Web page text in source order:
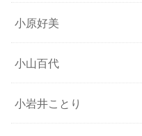
小原好美
小山百代
小岩井ことり